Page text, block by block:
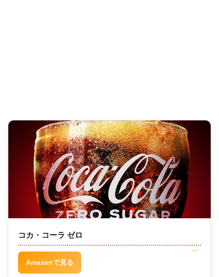
コカ・コーラ ゼロ
Amazonで見る